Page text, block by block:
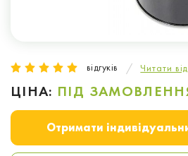
відгуків Читати
ЦІНА: ПІД
Отримати